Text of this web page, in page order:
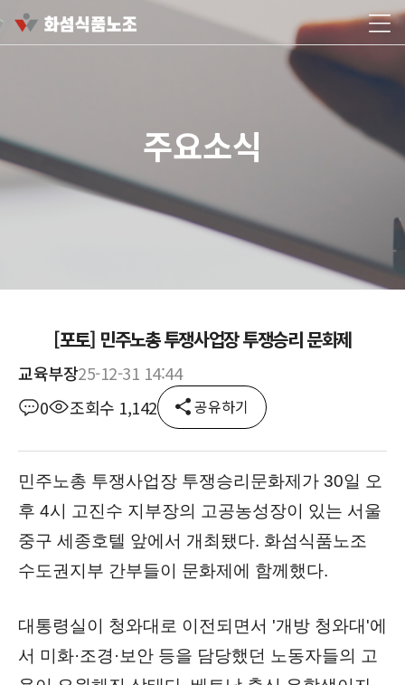
주요소식
[포토] 민주노총 투쟁사업장 투쟁승리 문화제
교육부장25-12-31 14:44
0
조회수 1,142 공유하기
본문
민주노총 투쟁사업장 투쟁승리문화제가 30일 오
후 4시 고진수 지부장의 고공농성장이 있는 서울
중구 세종호텔 앞에서 개최됐다. 화섬식품노조
수도권지부 간부들이 문화제에 함께했다.
대통령실이 청와대로 이전되면서 '개방 청와대'에
서 미화·조경·보안 등을 담당했던 노동자들의 고